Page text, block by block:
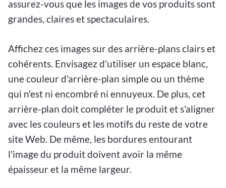
assurez-vous que les images de vos produits sont
grandes, claires et spectaculaires.
Affichez ces images sur des arrière-plans clairs et
cohérents. Envisagez d'utiliser un espace blanc,
une couleur d'arrière-plan simple ou un thème
qui n'est ni encombré ni ennuyeux. De plus, cet
arrière-plan doit compléter le produit et s'aligner
avec les couleurs et les motifs du reste de votre
site Web. De même, les bordures entourant
l'image du produit doivent avoir la même
épaisseur et la même largeur.